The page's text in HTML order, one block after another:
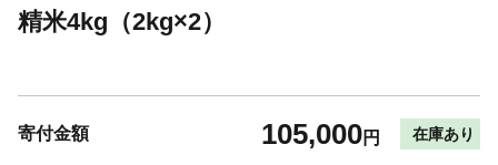
精米4kg（2kg×2）
寄付金額 105,000円 在庫あり